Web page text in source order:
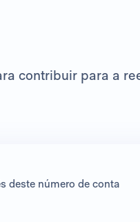
contribuir para a
deste número de conta